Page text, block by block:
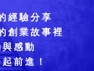
經驗分享
創業故事裡
感動
前進！